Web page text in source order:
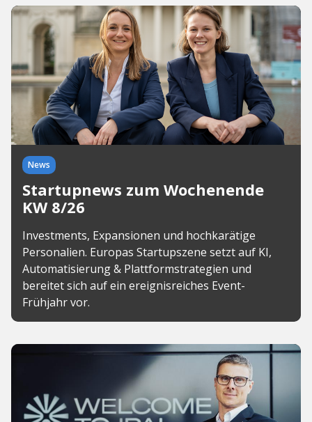
News
Startupnews zum Wochenende
KW 8/26
Investments, Expansionen und hochkarätige
Personalien. Europas Startupszene setzt auf KI,
Automatisierung & Plattformstrategien und
bereitet sich auf ein ereignisreiches Event-
Frühjahr vor.